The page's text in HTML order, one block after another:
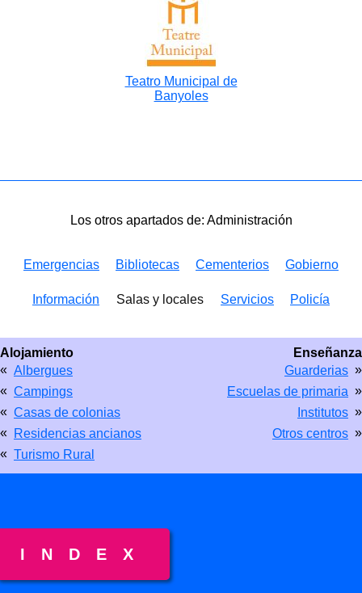
Teatro Municipal de
Banyoles
Los otros apartados de: Administración
Emergencias Bibliotecas Cementerios Gobierno
Información Salas y locales Servicios Policía
Enseñanza
Guarderias »
Escuelas de primaria »
Institutos »
Otros centros »
Alojamiento
« Albergues
« Campings
« Casas de colonias
« Residencias ancianos
« Turismo Rural
INDEX